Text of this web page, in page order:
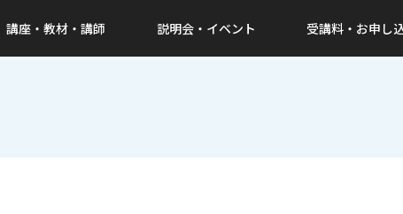
講座・教材・講師 説明会・ イベント 受講料・ お申し